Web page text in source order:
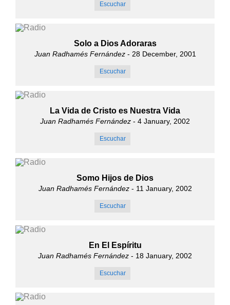
Escuchar
Solo a Dios Adoraras
Juan Radhamés Fernández- 28 December, 2001
Escuchar
La Vida de Cristo es Nuestra Vida
Juan Radhamés Fernández - 4 January, 2002
Escuchar
Somo Hijos de Dios
Juan Radhamés Fernández- 11 January, 2002
Escuchar
En El Espíritu
Juan Radhamés Fernández - 18 January, 2002
Escuchar